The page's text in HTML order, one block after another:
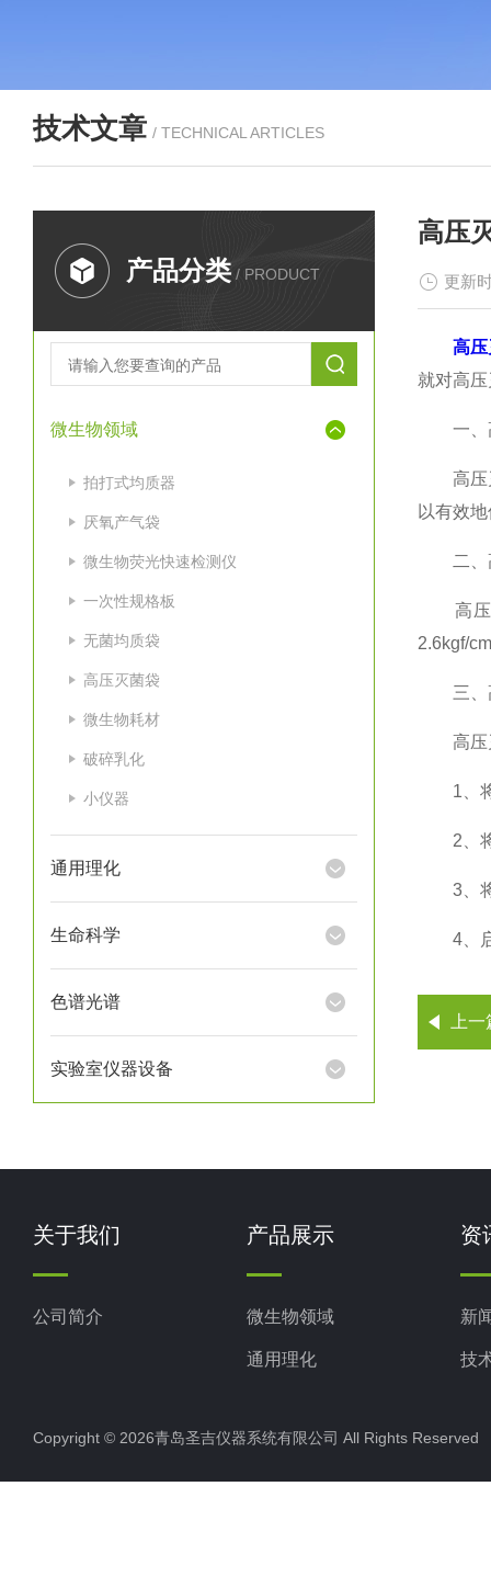
技术文章 / TECHNICAL ARTICLES
产品分类 / PRODUCT
微生物领域
拍打式均质器
厌氧产气袋
微生物荧光快速检测仪
一次性规格板
无菌均质袋
高压灭菌袋
微生物耗材
破碎乳化
小仪器
通用理化
生命科学
色谱光谱
实验室仪器设备
高压
更新
高
就对高
一、高
高压灭
以有效
二、高
高压灭
2.6kgf/
三、高
高压灭
1、将
2、将
3、将
4、启
上
关于我们
公司简介
产品展示
微生物领域
通用理化
色谱光谱
实验室仪器设备
资
新
技
Copyright © 2026青岛圣吉仪器系统有限公司 All Rights